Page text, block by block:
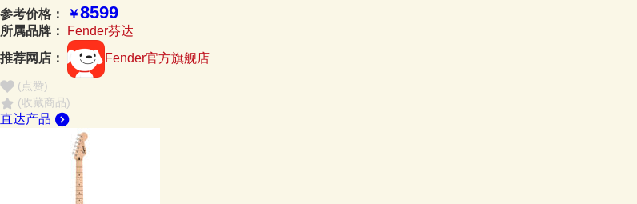
参考价格： ￥8599
所属品牌：
Fender芬达
推荐网店：
Fender官方旗舰店
(点赞)
(收藏商品)
直达产品